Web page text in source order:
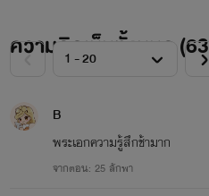
ความคิดเห็นทั้งหมด (63
B
พระเอกความรู้สึกช้ามาก
จากตอน: 25 ลักพา